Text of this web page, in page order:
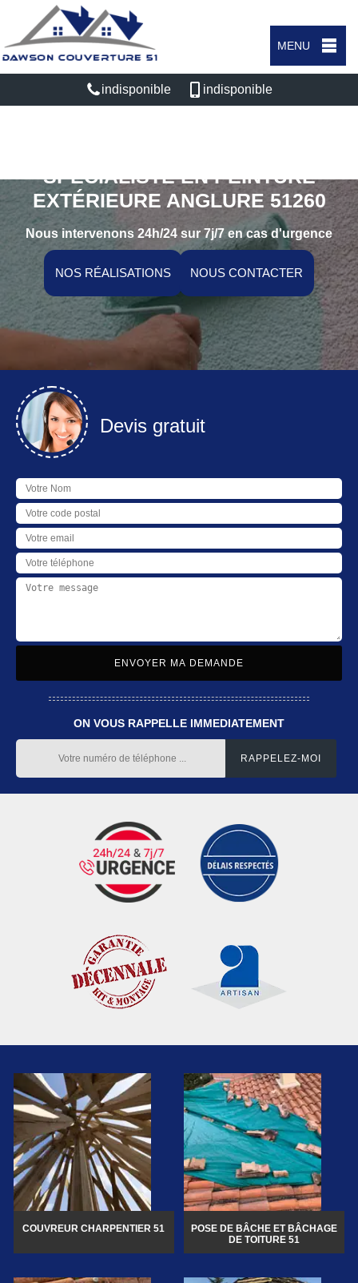
MENU
indisponible indisponible
SPÉCIALISTE EN PEINTURE
EXTÉRIEURE ANGLURE 51260
Nous intervenons 24h/24 sur 7j/7 en cas d'urgence
NOS RÉALISATIONS NOUS CONTACTER
Devis gratuit
ON VOUS RAPPELLE IMMEDIATEMENT
COUVREUR CHARPENTIER 51
POSE DE BÂCHE ET BÂCHAGE
DE TOITURE 51